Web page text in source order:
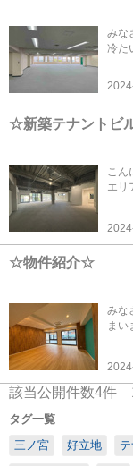
みな
冷た
☆新築テナントビ
こん
エリ
☆物件紹介☆
みな
まい
該当公開件数4件
タグ一覧
三ノ宮
好立地